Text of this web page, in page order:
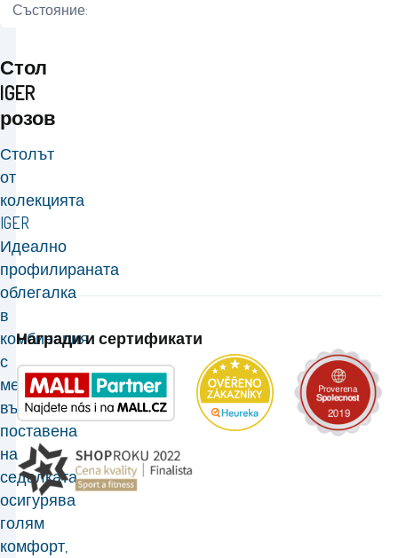
Стол
IGER
розов
Столът
от
колекцията
IGER
Идеално
профилираната
облегалка
в
комбинация
с
меката
възглавница,
поставена
на
седалката,
осигурява
голям
комфорт,
Състояние:
Награди и сертификати